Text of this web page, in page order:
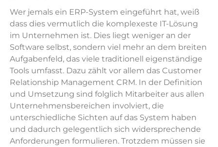
Wer jemals ein ERP-System eingeführt hat, weiß
dass dies vermutlich die komplexeste IT-Lösung
im Unternehmen ist. Dies liegt weniger an der
Software selbst, sondern viel mehr an dem breiten
Aufgabenfeld, das viele traditionell eigenständige
Tools umfasst. Dazu zählt vor allem das Customer
Relationship Management CRM. In der Definition
und Umsetzung sind folglich Mitarbeiter aus allen
Unternehmensbereichen involviert, die
unterschiedliche Sichten auf das System haben
und dadurch gelegentlich sich widersprechende
Anforderungen formulieren. Trotzdem müssen sie